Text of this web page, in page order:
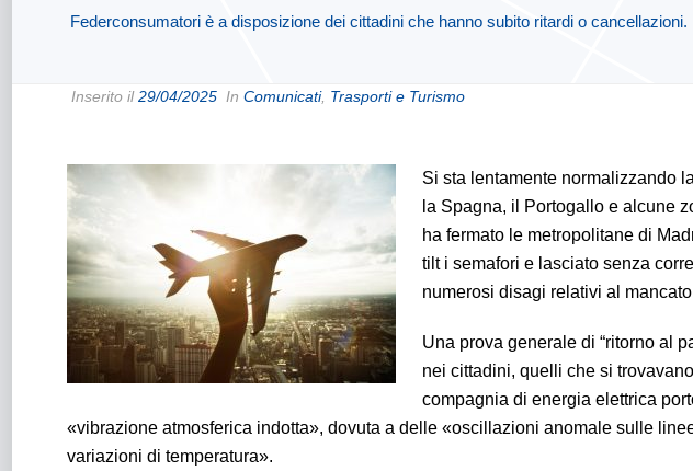
Federconsumatori è a disposizione dei cittadini che hanno subito ritardi o cancellazioni.
Inserito il29/04/2025 In Comunicati, Trasporti e Turismo
Si sta lentamente normalizzando
la Spagna, il Portogallo e alcune
ha fermato le metropolitane di
tilt i semafori e lasciato senza
numerosi disagi relativi al
Una prova generale di “ritorno al
nei cittadini, quelli che si
compagnia di energia elettrica
«vibrazione atmosferica indotta», dovuta a delle «oscillazioni anomale sulle
variazioni di temperatura».